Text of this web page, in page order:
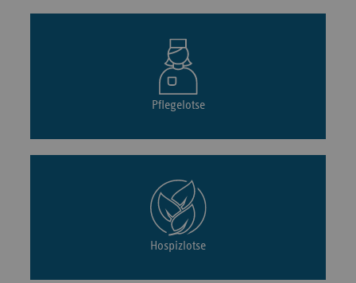
Pflegelotse
Hospizlotse